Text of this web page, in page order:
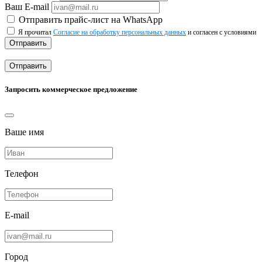
Ваш E-mail
Отправить прайс-лист на WhatsApp
Я прочитал Согласие на обработку персональных данных и согласен с условиями
Отправить
Отправить
Запросить коммерческое предложение
Ваше имя
Телефон
E-mail
Город